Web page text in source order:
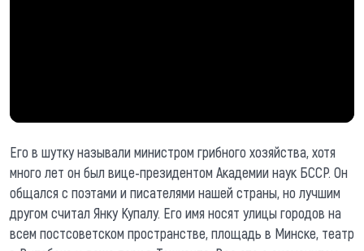
Его в шутку называли министром грибного хозяйства, хотя
много лет он был вице-президентом Академии наук БССР. Он
общался с поэтами и писателями нашей страны, но лучшим
другом считал Янку Купалу. Его имя носят улицы городов на
всем постсоветском пространстве, площадь в Минске, театр